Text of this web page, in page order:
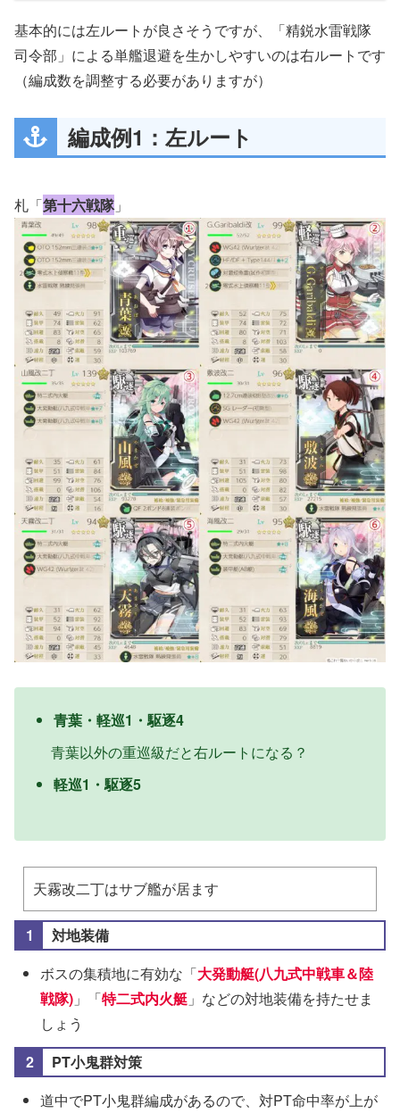
潜水
ととねこ
敵陣形は梯形や単横なので意外と許
ととねこ
ネ級改が居ますが先制雷撃はしてこ
ないタイプなので大したことはない
基本的には左ルートが良さそうですが、「精鋭水雷戦隊
司令部」による単艦退避を生かしやすいのは右ルートです
（編成数を調整する必要がありますが）
編成例1：左ルート
札「第十六戦隊」
青葉・軽巡1・駆逐4
青葉以外の重巡級だと右ルートになる？
軽巡1・駆逐5
天霧改二丁はサブ艦が居ます
対地装備
ボスの集積地に有効な「大発動艇(八九式中戦車＆陸
戦隊) 」「特二式内火艇 」などの対地装備を持たせま
しょう
PT小鬼群対策
道中でPT小鬼群編成があるので、対PT命中率が上が